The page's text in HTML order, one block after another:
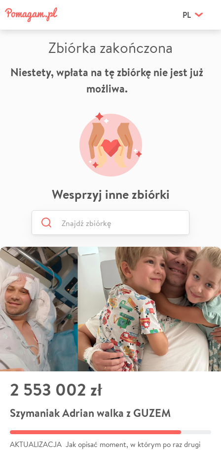
PL
Zbiórka zakończona
Niestety, wpłata na tę zbiórkę nie jest już
możliwa.
Wesprzyj inne zbiórki
2 553 002 zł
Szymaniak Adrian walka z GUZEM
AKTUALIZACJA Jak opisać moment, w którym po raz drugi